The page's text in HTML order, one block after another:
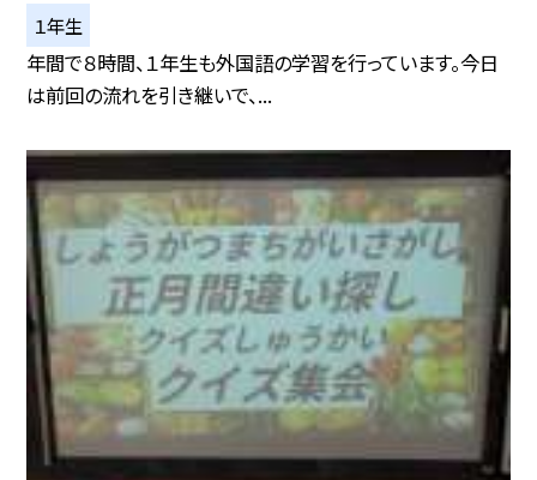
１年生
年間で８時間、１年生も外国語の学習を行っています。今日
は前回の流れを引き継いで、...